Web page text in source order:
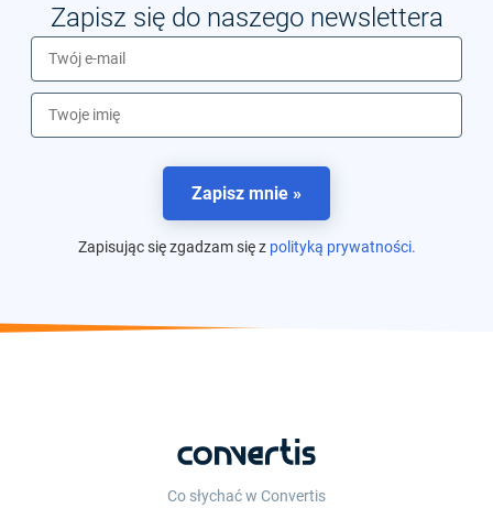
Zapisz się do naszego newslettera
Zapisz mnie »
Zapisując się zgadzam się z polityką prywatności.
Co słychać w Convertis